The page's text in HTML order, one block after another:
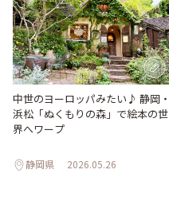
中世のヨーロッパみたい♪ 静岡・
浜松「ぬくもりの森」で絵本の世
界へワープ
静岡県 2026.05.26